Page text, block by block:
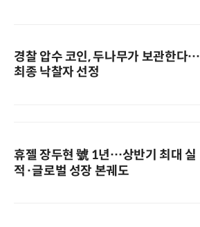
경찰 압수 코인, 두나무가 보관한다…
최종 낙찰자 선정
휴젤 장두현 號 1년…상반기 최대 실
적·글로벌 성장 본궤도